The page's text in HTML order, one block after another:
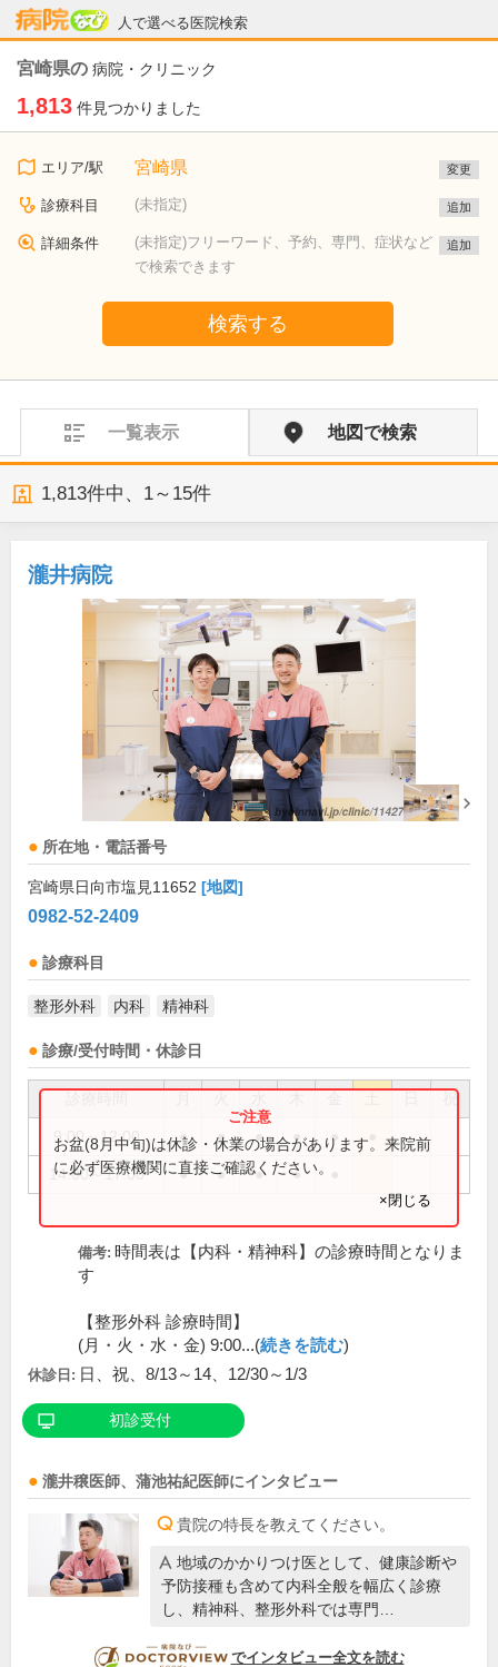
人で選べる医院検索
病院なび
宮崎県の 病院・クリニック
1,813 件見つかりました
エリア/駅 宮崎県 変更
診療科目 (未指定) 追加
詳細条件
(未指定)フリーワード、予約、専門、症状など
で検索できます
追加
検索する
一覧表示 地図で検索
1,813件中、 1～15件
瀧井病院
所在地・電話番号
宮崎県日向市塩見11652 [地図]
0982-52-2409
診療科目
整形外科 内科 精神科
診療/受付時間・休診日
祝
9:00～12:00 ● ● ● ● ●
14:00～17:00 ● ● ● ●
お盆(8月中旬)は休診・休業の場合があります。来院前
に必ず医療機関に直接ご確認ください。
×閉じる
備考: 時間表は【内科・精神科】の診療時間となりま
す
【整形外科 診療時間】
(月・火・水・金) 9:00...(続きを読む)
休診日: 日、祝、8/13～14、12/30～1/3
初診受付
瀧井穣医師、 蒲池祐紀医師にインタビュー
貴院の特長を教えてください。
地域のかかりつけ医として、健康診断や
予防接種も含めて内科全般を幅広く診療
し、精神科、整形外科では専門…
DOCTORVIEW
でインタビュー全文を読む